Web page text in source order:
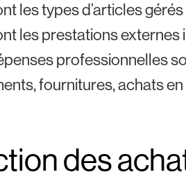
les types d’articles
les prestations
professionnelles
fournitures, achats en
des